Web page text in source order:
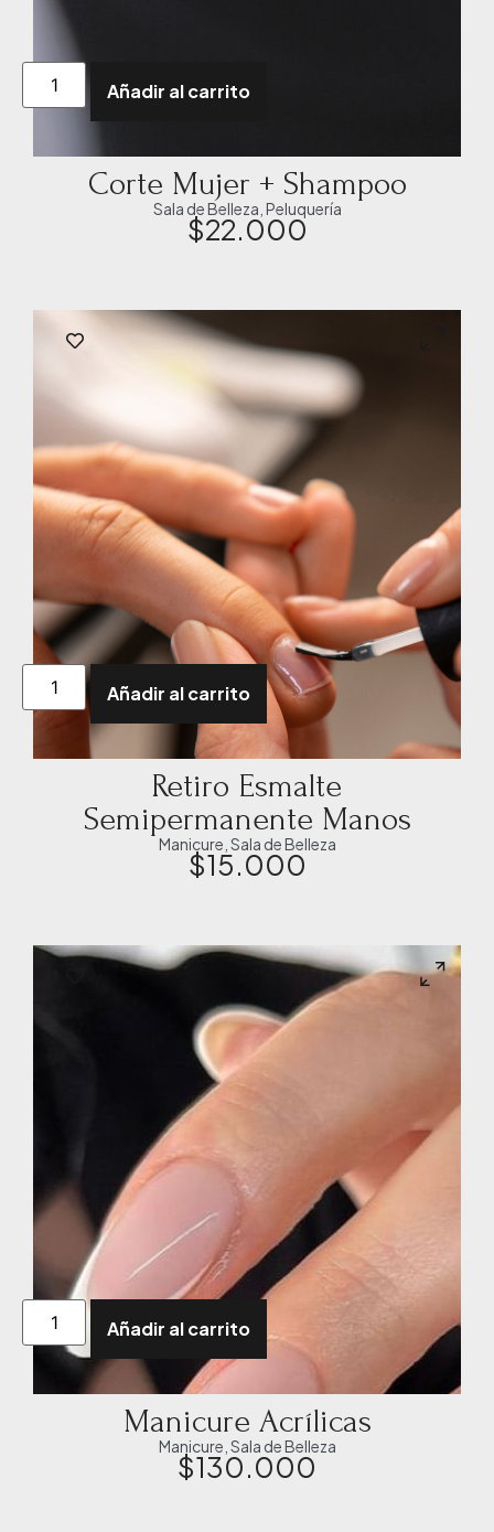
Añadir al carrito
Corte Mujer + Shampoo
Sala de Belleza Peluquería
$22.000
Añadir al carrito
Retiro Esmalte
Semipermanente Manos
Manicure Sala de Belleza
$15.000
Añadir al carrito
Manicure Acrílicas
Manicure Sala de Belleza
$130.000